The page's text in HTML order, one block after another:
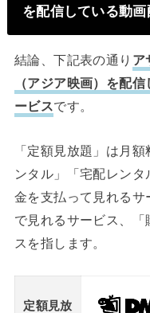
を配信している動
結論、下記表の通り ア
（アジア映画）を配
ービスです。
「定額見放題」は月
ンタル」「宅配レン
金を支払って見れる
で見れるサービス、
スを指します。
定額見放